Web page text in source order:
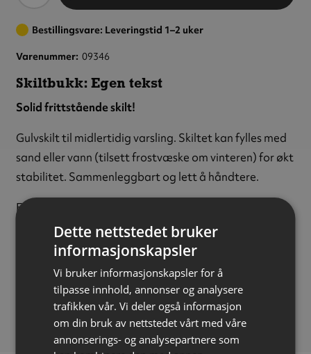
Bestillingsvare: Leveringstid 1–2 uker
Varenummer 09346
Skiltbukk: Egen tekst
Solid frittstående skilt!
Gulvskilt til midlertidig varsling. Skiltet kan fylles med
sand eller vann (tilsett frostvæske om vinteren) for økt
stabilitet. Sammenleggbart og lett å håndtere.
Egnet til både innendørs og utendørs bruk.
NB: Spesifiser ønsket tekst i kommentarfeltet ved
bestilling.
Høyde:700 mm
Bredde:400 mm
Dette nettstedet bruker
informasjonskapsler
Vi bruker informasjonskapsler for å
tilpasse innhold, annonser og analysere
trafikken vår. Vi deler også informasjon
om din bruk av nettstedet vårt med våre
annonserings- og analysepartnere som